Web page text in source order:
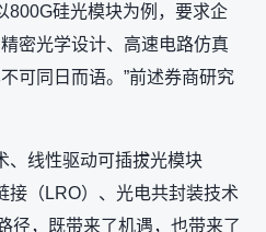
800G硅光模块为例，要求企
密光学设计、高速电路仿真
可同日而语。”前述券商研究
、线性驱动可插拔光模块
接（LRO）、光电共封装技术
径，既带来了机遇，也带来了